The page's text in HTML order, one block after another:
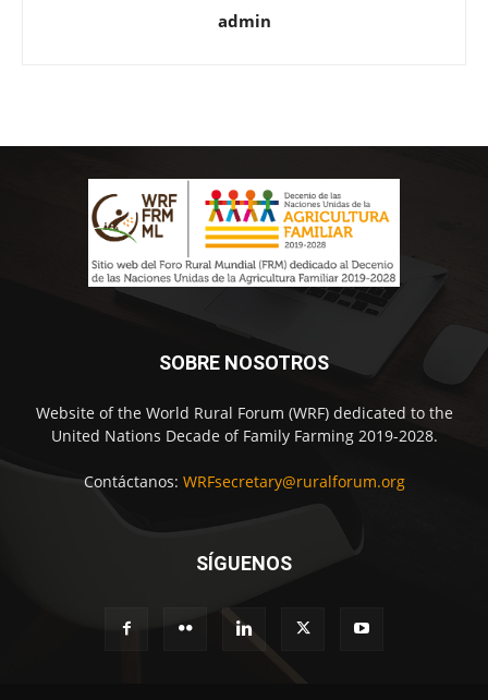
admin
SOBRE NOSOTROS
Website of the World Rural Forum (WRF) dedicated to the
United Nations Decade of Family Farming 2019-2028.
Contáctanos: WRFsecretary@ruralforum.org
SÍGUENOS